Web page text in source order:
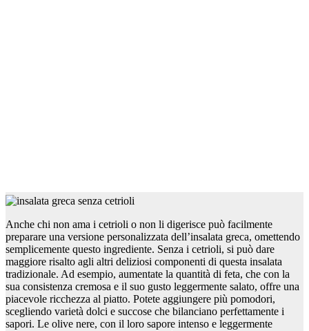
Anche chi non ama i cetrioli o non li digerisce può facilmente
preparare una versione personalizzata dell’insalata greca, omettendo
semplicemente questo ingrediente. Senza i cetrioli, si può dare
maggiore risalto agli altri deliziosi componenti di questa insalata
tradizionale. Ad esempio, aumentate la quantità di feta, che con la
sua consistenza cremosa e il suo gusto leggermente salato, offre una
piacevole ricchezza al piatto. Potete aggiungere più pomodori,
scegliendo varietà dolci e succose che bilanciano perfettamente i
sapori. Le olive nere, con il loro sapore intenso e leggermente